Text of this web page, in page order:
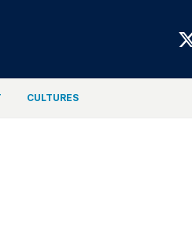
Choiseul
CULTURES